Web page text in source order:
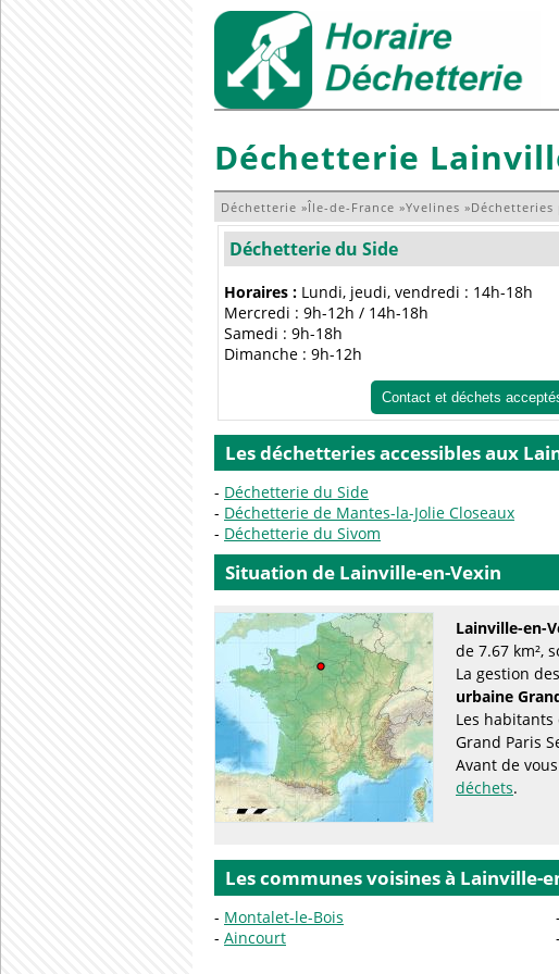
Déchetterie
Déchetterie »Île-de-France »Yvelines »
Déchetterie du Side
Horaires : Lundi, jeudi, vendredi : 14h-18h
Mercredi : 9h-12h / 14h-18h
Samedi : 9h-18h
Dimanche : 9h-12h
Contact et déchets
Les déchetteries accessibles aux
Déchetterie du Side
Déchetterie de Mantes-la-Jolie Closeaux
Déchetterie du Sivom
Situation de Lainville-en-Vexin
Lainville-en-
de 7.67 km²,
La gestion
urbaine
Les
Grand Paris
Avant de
déchets.
Les communes voisines à Lainville-
Montalet-le-Bois
Aincourt